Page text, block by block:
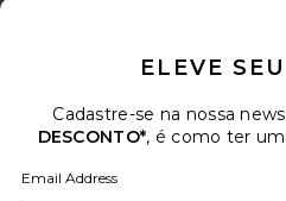
ELEVE
Cadastre-se na nossa
DESCONTO*, é como ter
Email Address